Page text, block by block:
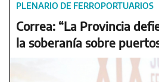
PLENARIO DE FERROPORTUARIOS
Correa: “La Provincia
la soberanía sobre